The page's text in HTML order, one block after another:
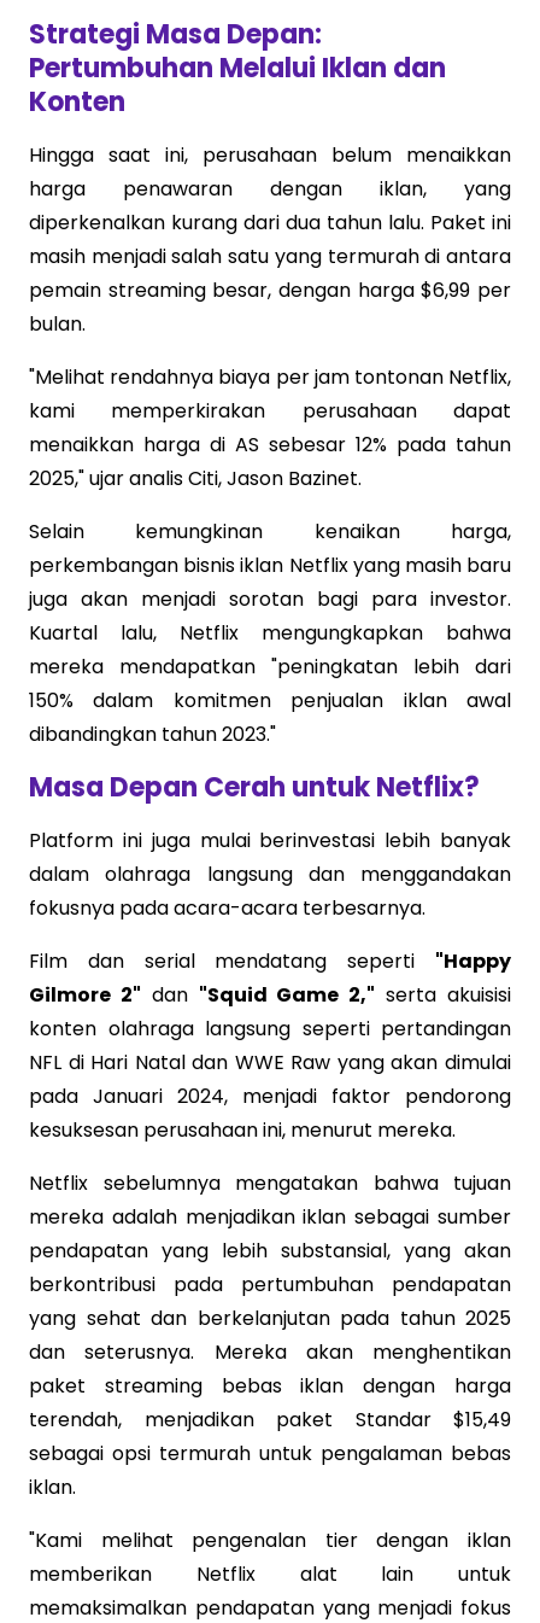
Strategi Masa Depan:
Pertumbuhan Melalui Iklan dan
Konten
Hingga saat ini, perusahaan belum menaikkan
harga penawaran dengan iklan, yang
diperkenalkan kurang dari dua tahun lalu. Paket ini
masih menjadi salah satu yang termurah di antara
pemain streaming besar, dengan harga $6,99 per
bulan.
"Melihat rendahnya biaya per jam tontonan Netflix,
kami memperkirakan perusahaan dapat
menaikkan harga di AS sebesar 12% pada tahun
2025," ujar analis Citi, Jason Bazinet.
Selain kemungkinan kenaikan harga,
perkembangan bisnis iklan Netflix yang masih baru
juga akan menjadi sorotan bagi para investor.
Kuartal lalu, Netflix mengungkapkan bahwa
mereka mendapatkan "peningkatan lebih dari
150% dalam komitmen penjualan iklan awal
dibandingkan tahun 2023."
Masa Depan Cerah untuk Netflix?
Platform ini juga mulai berinvestasi lebih banyak
dalam olahraga langsung dan menggandakan
fokusnya pada acara-acara terbesarnya.
Film dan serial mendatang seperti "Happy
Gilmore 2" dan "Squid Game 2," serta akuisisi
konten olahraga langsung seperti pertandingan
NFL di Hari Natal dan WWE Raw yang akan dimulai
pada Januari 2024, menjadi faktor pendorong
kesuksesan perusahaan ini, menurut mereka.
Netflix sebelumnya mengatakan bahwa tujuan
mereka adalah menjadikan iklan sebagai sumber
pendapatan yang lebih substansial, yang akan
berkontribusi pada pertumbuhan pendapatan
yang sehat dan berkelanjutan pada tahun 2025
dan seterusnya. Mereka akan menghentikan
paket streaming bebas iklan dengan harga
terendah, menjadikan paket Standar $15,49
sebagai opsi termurah untuk pengalaman bebas
iklan.
"Kami melihat pengenalan tier dengan iklan
memberikan Netflix alat lain untuk
memaksimalkan pendapatan yang menjadi fokus